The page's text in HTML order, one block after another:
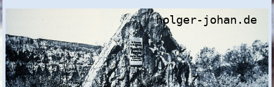
holger-johan.de